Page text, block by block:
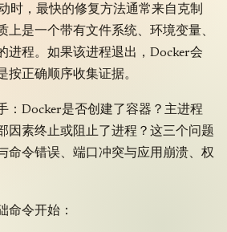
时，最快的修复方法通常来自克制
上是一个带有文件系统、环境变量、
进程。如果该进程退出，Docker会
按正确顺序收集证据。
：Docker是否创建了容器？主进程
因素终止或阻止了进程？这三个问题
命令错误、端口冲突与应用崩溃、权
命令开始：